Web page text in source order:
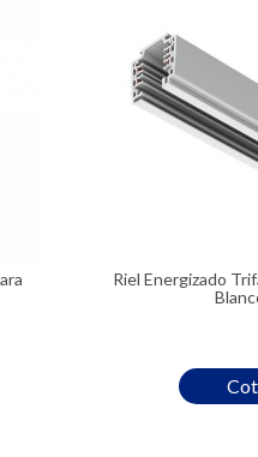
Riel Energizado Trifásico 3 Metros